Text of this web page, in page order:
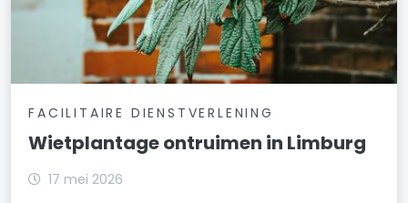
FACILITAIRE DIENSTVERLENING
Wietplantage ontruimen in Limburg
17 mei 2026